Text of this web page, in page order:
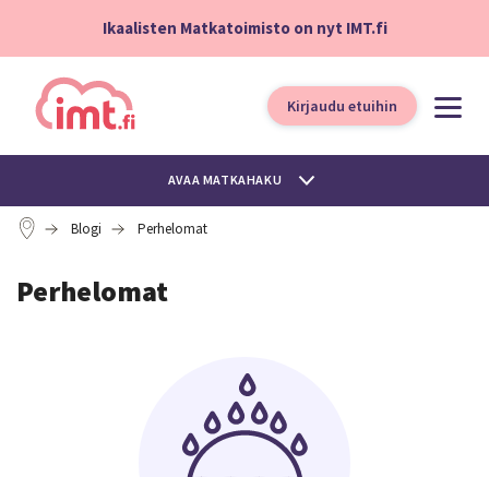
Ikaalisten Matkatoimisto on nyt IMT.fi
Kirjaudu etuihin
AVAA MATKAHAKU
Blogi Perhelomat
Perhelomat